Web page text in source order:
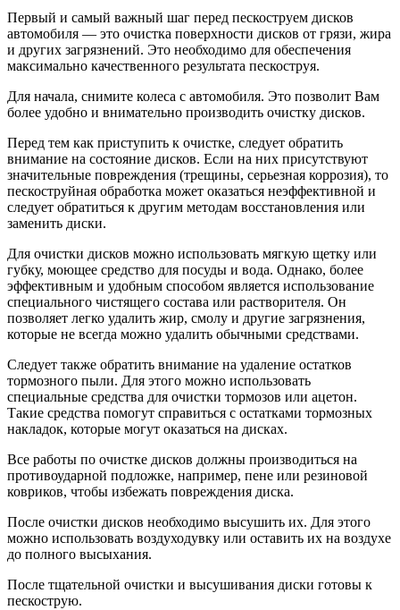
Первый и самый важный шаг перед пескоструем дисков
автомобиля — это очистка поверхности дисков от грязи, жира
и других загрязнений. Это необходимо для обеспечения
максимально качественного результата пескоструя.
Для начала, снимите колеса с автомобиля. Это позволит Вам
более удобно и внимательно производить очистку дисков.
Перед тем как приступить к очистке, следует обратить
внимание на состояние дисков. Если на них присутствуют
значительные повреждения (трещины, серьезная коррозия), то
пескоструйная обработка может оказаться неэффективной и
следует обратиться к другим методам восстановления или
заменить диски.
Для очистки дисков можно использовать мягкую щетку или
губку, моющее средство для посуды и вода. Однако, более
эффективным и удобным способом является использование
специального чистящего состава или растворителя. Он
позволяет легко удалить жир, смолу и другие загрязнения,
которые не всегда можно удалить обычными средствами.
Следует также обратить внимание на удаление остатков
тормозного пыли. Для этого можно использовать
специальные средства для очистки тормозов или ацетон.
Такие средства помогут справиться с остатками тормозных
накладок, которые могут оказаться на дисках.
Все работы по очистке дисков должны производиться на
противоударной подложке, например, пене или резиновой
ковриков, чтобы избежать повреждения диска.
После очистки дисков необходимо высушить их. Для этого
можно использовать воздуходувку или оставить их на воздухе
до полного высыхания.
После тщательной очистки и высушивания диски готовы к
пескострую.